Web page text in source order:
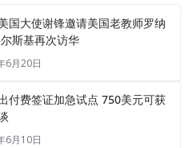
国大使谢锋邀请美国老教师罗纳
斯基再次访华
6月20日
付费签证加急试点 750美元可获
6月10日